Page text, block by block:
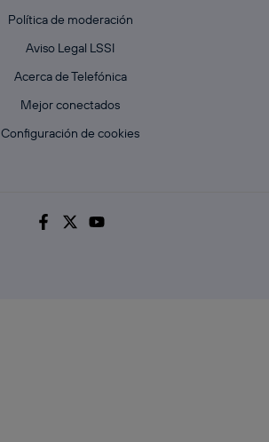
Política de moderación
Aviso Legal LSSI
Acerca de Telefónica
Mejor conectados
Configuración de cookies